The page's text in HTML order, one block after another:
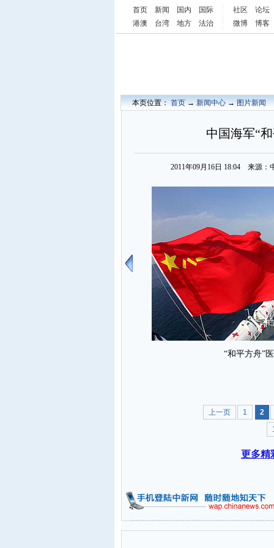
首页 新闻 国内
国际
港澳
台湾 地方 法治
社区
论坛
微博
博客
本页位置：首页→新闻中心→图片新闻
中国海军“
2011年09月16日 18:04 来源
“和平方舟”
上一页 1
2
更多精